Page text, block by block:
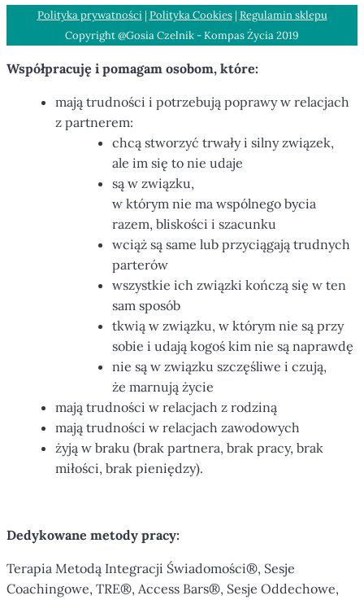
Polityka prywatności| Polityka Cookies| Regulamin sklepu
Copyright @Gosia Czelnik - Kompas Życia 2019
Współpracuję i pomagam osobom, które:
mają trudności i potrzebują poprawy w relacjach
z partnerem:
chcą stworzyć trwały i silny związek,
ale im się to nie udaje
są w związku,
w którym nie ma wspólnego bycia
razem, bliskości i szacunku
wciąż są same lub przyciągają trudnych
parterów
wszystkie ich związki kończą się w ten
sam sposób
tkwią w związku, w którym nie są przy
sobie i udają kogoś kim nie są naprawdę
nie są w związku szczęśliwe i czują,
że marnują życie
mają trudności w relacjach z rodziną
mają trudności w relacjach zawodowych
żyją w braku (brak partnera, brak pracy, brak
miłości, brak pieniędzy).
Dedykowane metody pracy:
Terapia Metodą Integracji Świadomości®, Sesje
Coachingowe, TRE®, Access Bars®, Sesje Oddechowe,